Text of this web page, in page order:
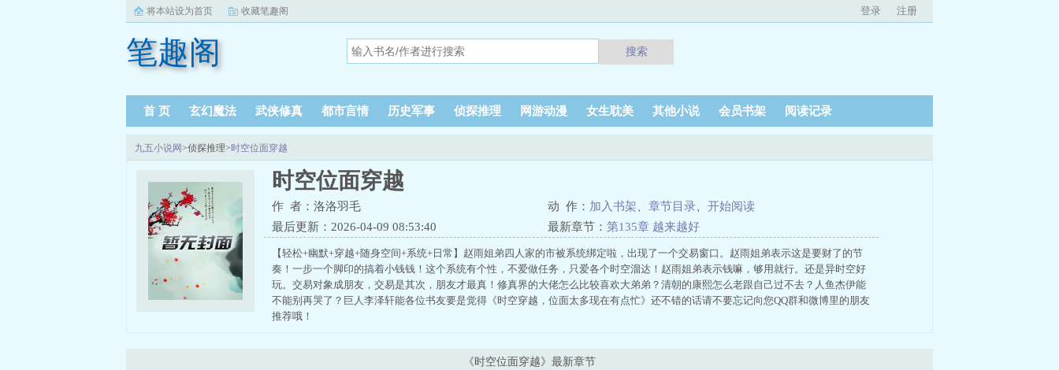
将本站设为首页 收藏笔趣阁 登录 注册
笔趣阁 搜索
首 页 玄幻魔法 武侠修真 都市言情 历史军事 侦探推理 网游动漫 女生耽美 其他小说 会员书架 阅读记录
九五小说网>侦探推理>时空位面穿越
时空位面穿越
作 者：洛洛羽毛 动 作： 加入书架 章节目录
开始阅读
最后更新：2026-04-09 08:53:40
最新章节： 第135章 越来越好
【轻松+幽默+穿越+随身空间+系统+日常】赵雨姐弟四人家的市被系统绑定啦，出现了一个交易窗口。赵雨姐弟表示这是要财了的节
奏！一步一个脚印的搞着小钱钱！这个系统有个性，不爱做任务，只爱各个时空溜达！赵雨姐弟表示钱嘛，够用就行。还是异时空好
玩。交易对象成朋友，交易是其次，朋友才最真！修真界的大佬怎么比较喜欢大弟弟？清朝的康熙怎么老跟自己过不去？人鱼杰伊能
不能别再哭了？巨人李泽轩能各位书友要是觉得《时空穿越，位面太多现在有点忙》还不错的话请不要忘记向您QQ群和微博里的朋友
推荐哦！
《时空位面穿越》最新章节